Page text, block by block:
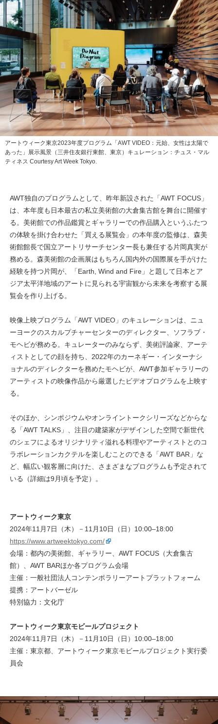
アートウィーク東京2023年度プログラム「AWT VIDEO：元始、女性は太陽で
あった」展示風景（三井住友銀行東館、東京）キュレーション：チュス・マル
ティネス Courtesy Art Week Tokyo.
AWT独自のプログラムとして、昨年新設された「AWT FOCUS」
は、本年度も日本最古の私立美術館の大倉集古館を舞台に開催す
る。美術館での作品鑑賞とギャラリーでの作品購入というふたつ
の体験を掛け合わせた「買える展覧会」の本年度の監修は、森美
術館館長で国立アートリサーチセンター長も兼任する片岡真実が
務める。森美術館の企画展はもちろん国内外の国際展を手がけた
経験を持つ片岡が、「Earth, Wind and Fire」と題して日本とア
ジア太平洋地域のアートに見られる宇宙観から未来を考察する展
覧会を作り上げる。
映像上映プログラム「AWT VIDEO」のキュレーションは、ニュ
ーヨークのスカルプチャーセンターのディレクター、ソフラブ・
モヘビが務める。キュレーターのみならず、美術評論家、アーテ
ィストとしての顔を持ち、2022年のカーネギー・インターナシ
ョナルのディレクターを務めたモヘビが、AWT参加ギャラリーの
アーティストの映像作品から厳選したビデオプログラムを上映す
る。
そのほか、シンポジウムやオンライントークシリーズなどからな
る「AWT TALKS」、注目の建築家がデザインした空間で新世代
のシェフによるオリジナリティ溢れる料理やアーティストとのコ
ラボレーションカクテルを楽しむことのできる「AWT BAR」な
ど、幅広い観客層に向けた、さまざまなプログラムも予定されて
いる（詳細は9月頃を予定）。
アートウィーク東京
2024年11月7日（木）－11月10日（日）10:00–18:00
https://www.artweektokyo.com/
会場：都内の美術館、ギャラリー、AWT FOCUS（大倉集古
館）、AWT BARほか各プログラム会場
主催：一般社団法人コンテンポラリーアートプラットフォーム
提携：アートバーゼル
特別協力：文化庁
アートウィーク東京モビールプロジェクト
2024年11月7日（木）－11月10日（日）10:00–18:00
主催：東京都、アートウィーク東京モビールプロジェクト実行委
員会